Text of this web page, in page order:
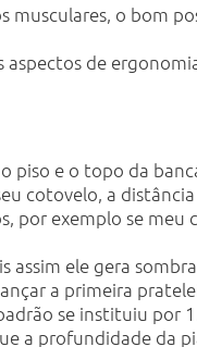
musculares, o bom
de
e o topo da
cotovelo, a
por exemplo se meu
assim ele gera
a primeira
se instituiu por
a profundidade da